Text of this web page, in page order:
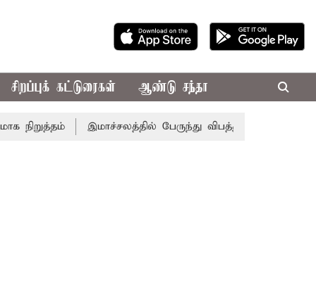
சிறப்புக் கட்டுரைகள் ஆண்டு சந்தா
இமாச்சலத்தில் பேருந்து விபத்து; 7 பேர் பலி -